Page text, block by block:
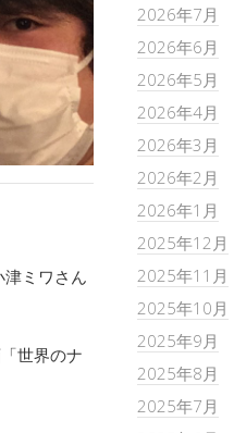
ミワさん
世界のナ
2026年7月
2026年6月
2026年5月
2026年4月
2026年3月
2026年2月
2026年1月
2025年12月
2025年11月
2025年10月
2025年9月
2025年8月
2025年7月